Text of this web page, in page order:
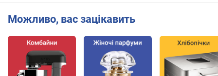
в
и
а
с
Можливо, вас зацікавить